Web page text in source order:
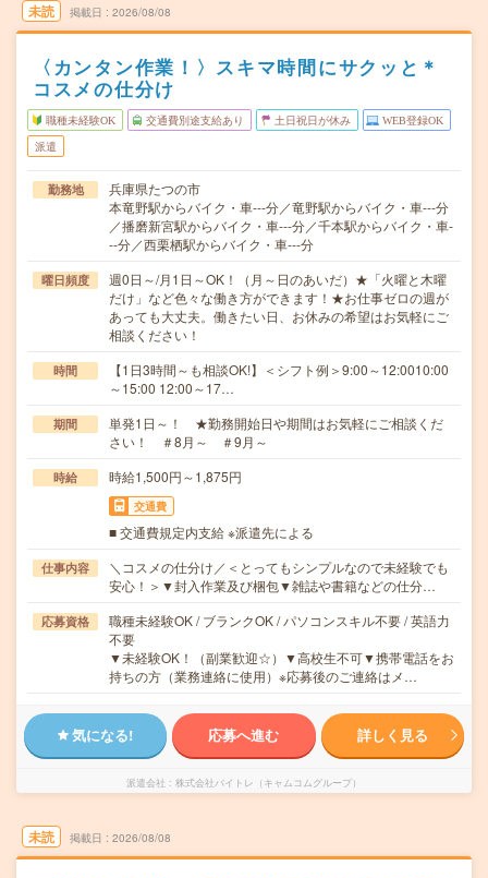
未読 掲載日 2026/08/08
〈カンタン作業！〉スキマ時間にサクッと＊
コスメの仕分け
職種未経験OK 交通費別途支給あり 土日祝日が休み WEB登録OK
派遣
勤務地
兵庫県たつの市
本竜野駅からバイク・車---分／竜野駅からバイク・車---分
／播磨新宮駅からバイク・車---分／千本駅からバイク・車-
--分／西栗栖駅からバイク・車---分
曜日頻度
週0日～/月1日～OK！（月～日のあいだ）★「火曜と木曜
だけ」など色々な働き方ができます！★お仕事ゼロの週が
あっても大丈夫。働きたい日、お休みの希望はお気軽にご
相談ください！
時間
【1日3時間～も相談OK!】＜シフト例＞9:00～12:0010:00
～15:00 12:00～17…
期間
単発1日～！ ★勤務開始日や期間はお気軽にご相談くだ
さい！ ＃8月～ ＃9月～
時給 時給1,500円～1,875円
交通費
■ 交通費規定内支給 ※派遣先による
仕事内容
＼コスメの仕分け／＜とってもシンプルなので未経験でも
安心！＞▼封入作業及び梱包▼雑誌や書籍などの仕分…
応募資格
職種未経験OK / ブランクOK / パソコンスキル不要 / 英語力
不要
▼未経験OK！（副業歓迎☆）▼高校生不可▼携帯電話をお
持ちの方（業務連絡に使用）※応募後のご連絡はメ…
気になる! 応募へ進む 詳しく見る
派遣会社 株式会社バイトレ（キャムコムグループ）
未読 掲載日 2026/08/08